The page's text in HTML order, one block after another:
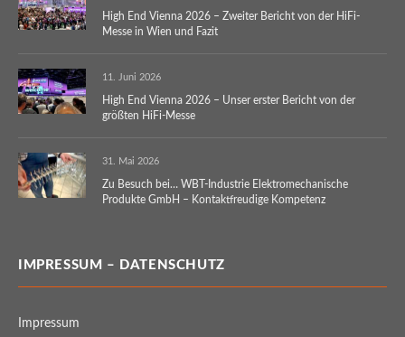
High End Vienna 2026 – Zweiter Bericht von der HiFi-
Messe in Wien und Fazit
11. Juni 2026
High End Vienna 2026 – Unser erster Bericht von der
größten HiFi-Messe
31. Mai 2026
Zu Besuch bei… WBT-Industrie Elektromechanische
Produkte GmbH – Kontaktfreudige Kompetenz
IMPRESSUM – DATENSCHUTZ
Impressum